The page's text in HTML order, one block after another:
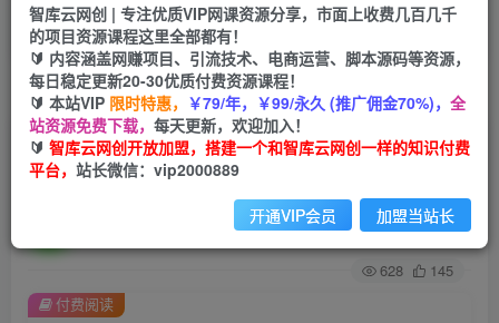
网赚网创 项目
365天稳定跟新
APP下载
GO
首页 创业课程 会员专属 正文
（7466期）抖店-商品卡起店实战班，抖音小店起
店高阶玩法（7节课）
关注 私信
628 145
付费阅读
智库云网创 | 专注优质VIP网课资源分享，市面上收费几百几千
的项目资源课程这里全部都有！
🔰 内容涵盖网赚项目、引流技术、电商运营、脚本源码等资源，
每日稳定更新20-30优质付费资源课程！
🔰 本站VIP 限时特惠， ￥79/年，￥99/永久 (推广佣金70%)， 全
站资源免费下载， 每天更新，欢迎加入！
🔰 智库云网创开放加盟，搭建一个和智库云网创一样的知识付费
平台， 站长微信：vip2000889
开通VIP会员 加盟当站长